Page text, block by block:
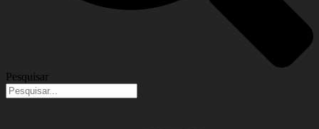
Pesquisar